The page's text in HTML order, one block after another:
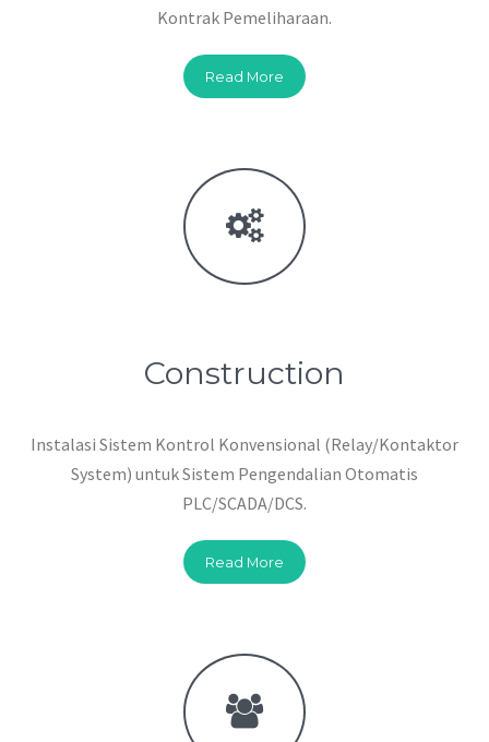
Kontrak Pemeliharaan.
Read More
Construction
Instalasi Sistem Kontrol Konvensional (Relay/Kontaktor
System) untuk Sistem Pengendalian Otomatis
PLC/SCADA/DCS.
Read More